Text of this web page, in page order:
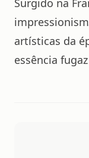
Surgido na
artísticas da
essência